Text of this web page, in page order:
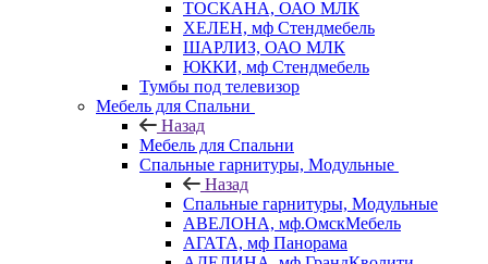
ТОСКАНА, ОАО МЛК
ХЕЛЕН, мф Стендмебель
ШАРЛИЗ, ОАО МЛК
ЮККИ, мф Стендмебель
Тумбы под телевизор
Мебель для Спальни
Назад
Мебель для Спальни
Спальные гарнитуры, Модульные
Назад
Спальные гарнитуры, Модульные
АВЕЛОНА, мф.ОмскМебель
АГАТА, мф Панорама